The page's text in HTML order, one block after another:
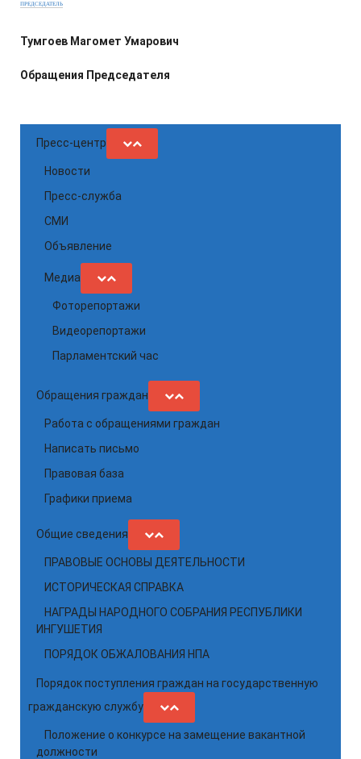
ПРЕДСЕДАТЕЛЬ
Тумгоев Магомет Умарович
Обращения Председателя
Пресс-центр
Новости
Пресс-служба
СМИ
Объявление
Медиа
Фоторепортажи
Видеорепортажи
Парламентский час
Обращения граждан
Работа с обращениями граждан
Написать письмо
Правовая база
Графики приема
Общие сведения
ПРАВОВЫЕ ОСНОВЫ ДЕЯТЕЛЬНОСТИ
ИСТОРИЧЕСКАЯ СПРАВКА
НАГРАДЫ НАРОДНОГО СОБРАНИЯ РЕСПУБЛИКИ
ИНГУШЕТИЯ
ПОРЯДОК ОБЖАЛОВАНИЯ НПА
Порядок поступления граждан на государственную
гражданскую службу
Положение о конкурсе на замещение вакантной
должности